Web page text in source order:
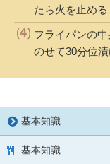
たら火を止める
フライパンの
のせて30分位漬
基本知識
基本知識